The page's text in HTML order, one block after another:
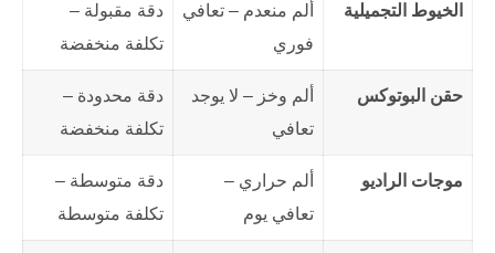
الخيوط التجميلية
ألم منعدم – تعافي
فوري
دقة مقبولة –
تكلفة منخفضة
حقن البوتوكس
ألم وخز – لا يوجد
تعافي
دقة محدودة –
تكلفة منخفضة
موجات الراديو
ألم حراري –
تعافي يوم
دقة متوسطة –
تكلفة متوسطة